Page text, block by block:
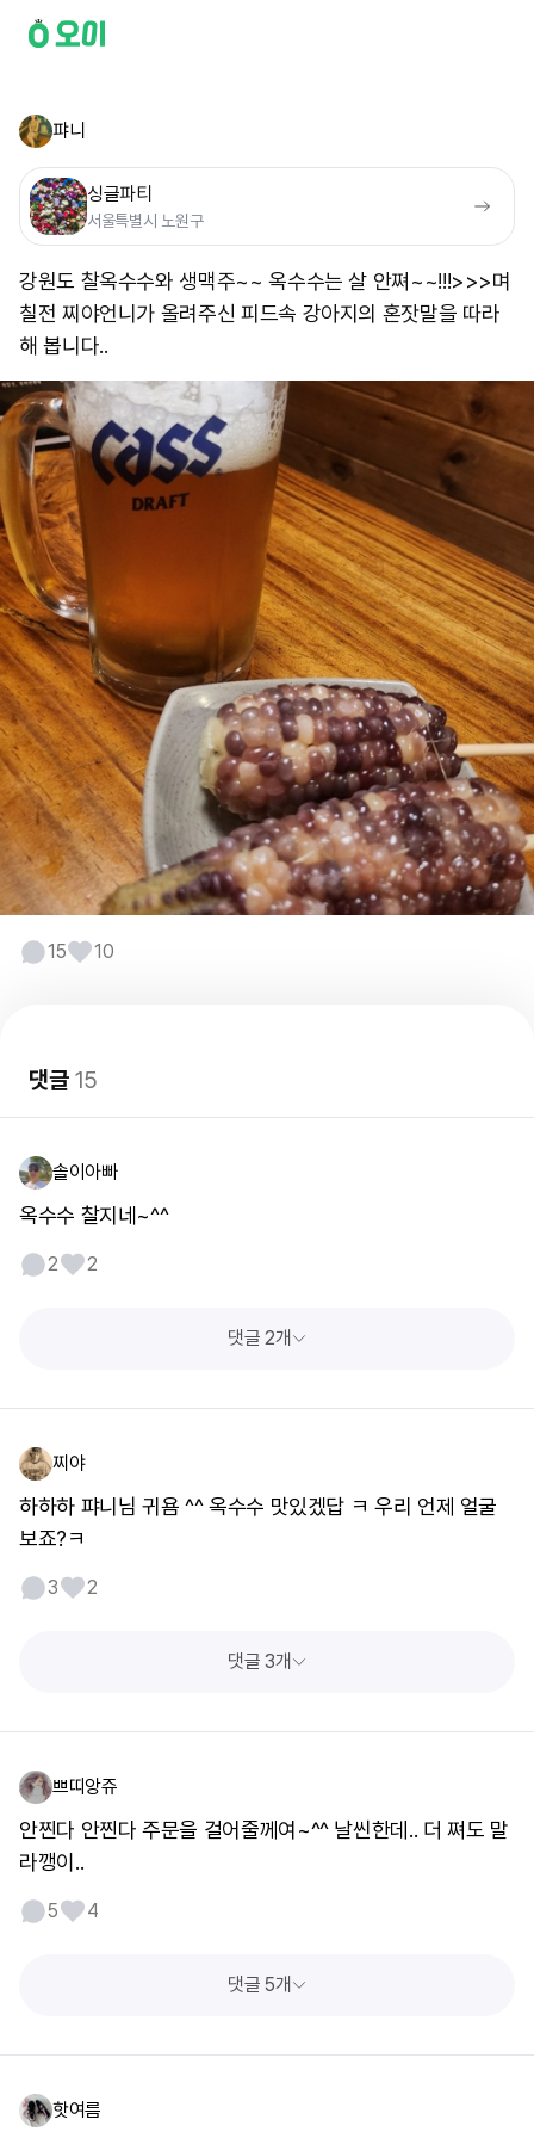
퍄니
싱글파티
서울특별시 노원구
강원도 찰옥수수와 생맥주~~ 옥수수는 살 안쪄~~!!!>>>며
칠전 찌야언니가 올려주신 피드속 강아지의 혼잣말을 따라
해 봅니다..
15 10
댓글15
솔이아빠
옥수수 찰지네~^^
2 2
댓글 2개
찌야
하하하 퍄니님 귀욤 ^^ 옥수수 맛있겠답 ㅋ 우리 언제 얼굴
보죠?ㅋ
3 2
댓글 3개
쁘띠앙쥬
안찐다 안찐다 주문을 걸어줄께여~^^ 날씬한데.. 더 쪄도 말
라깽이..
5 4
댓글 5개
핫여름